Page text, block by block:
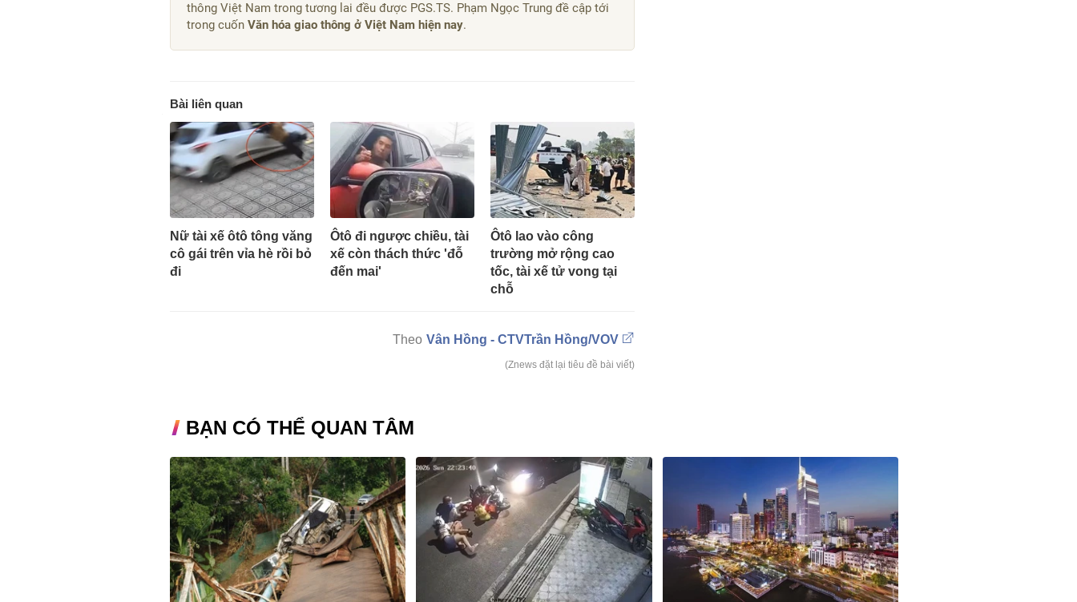
thông Việt Nam trong tương lai đều được PGS.TS. Phạm Ngọc Trung đề cập tới
trong cuốn Văn hóa giao thông ở Việt Nam hiện nay.
Bài liên quan
Nữ tài xế ôtô tông văng
cô gái trên vỉa hè rồi bỏ
đi
Ôtô đi ngược chiều, tài
xế còn thách thức 'đỗ
đến mai'
Ôtô lao vào công
trường mở rộng cao
tốc, tài xế tử vong tại
chỗ
Vân Hồng - CTVTrần Hồng/VOV
(Znews đặt lại tiêu đề bài viết)
BẠN CÓ THỂ QUAN TÂM